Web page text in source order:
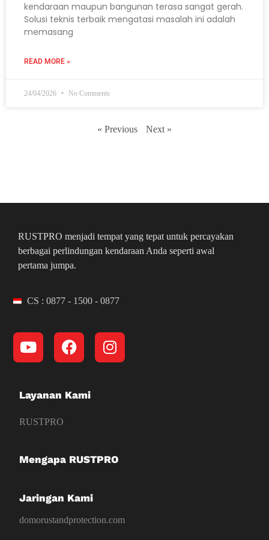
kendaraan maupun bangunan terasa sangat gerah.
Solusi teknis terbaik mengatasi masalah ini adalah
memasang
READ MORE »
24/04/2026 No Comments
« Previous Next »
RUSTPRO menjadi tempat yang tepat untuk percayakan
berbagai perlindungan kendaraan Anda seperti awal
pertama jumpa.
CS : 0877 - 1500 - 0877
Layanan Kami
RUSTPRO
Mengapa RUSTPRO
Jaringan Kami
domorustandprotection.com